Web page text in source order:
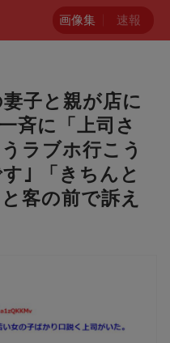
画像集 速報
子と親が店に
斉に「上司さ
ラブホ行こう
｣ 「きちんと
客の前で訴え